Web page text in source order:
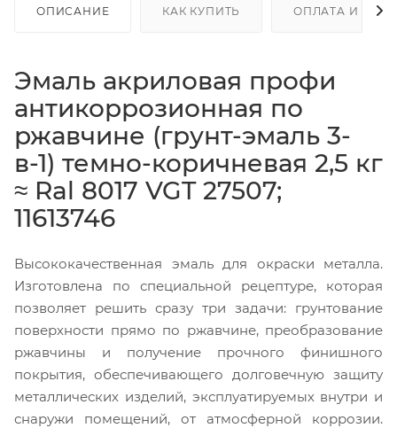
ОПИСАНИЕ КАК КУПИТЬ ОПЛАТА И
Эмаль акриловая профи
антикоррозионная по
ржавчине (грунт-эмаль 3-
в-1) темно-коричневая 2,5 кг
≈ Ral 8017 VGT 27507;
11613746
Высококачественная эмаль для окраски металла.
Изготовлена по специальной рецептуре, которая
позволяет решить сразу три задачи: грунтование
поверхности прямо по ржавчине, преобразование
ржавчины и получение прочного финишного
покрытия, обеспечивающего долговечную защиту
металлических изделий, эксплуатируемых внутри и
снаружи помещений, от атмосферной коррозии.